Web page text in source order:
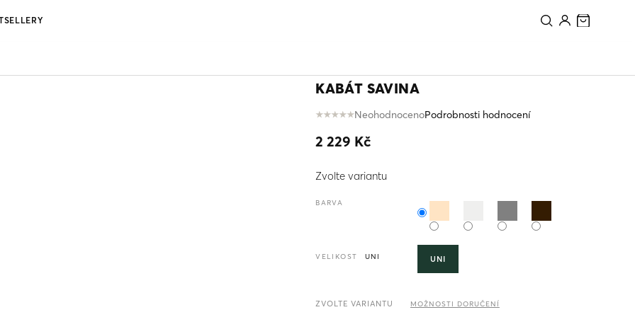
KABÁT SAVINA
Průměrné
produktu
0,0
5
NeohodnocenoPodrobnosti hodnocení
2 229 Kč
cena:
Zvolte variantu
BARVA
VELIKOST UNI UNI
ZVOLTE VARIANTU MOŽNOSTI DORUČENÍ